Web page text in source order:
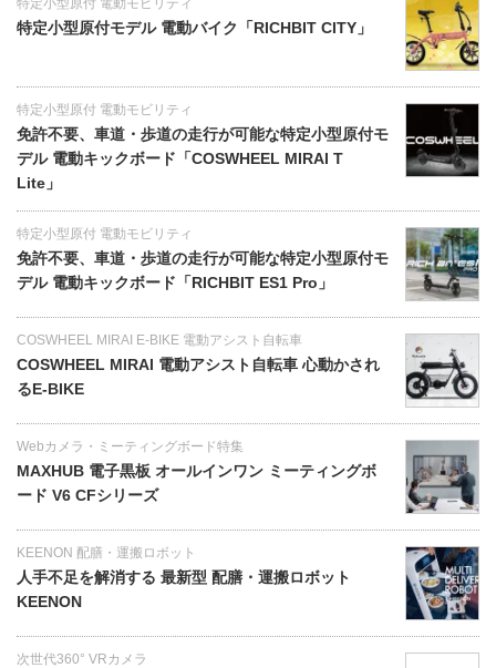
特定小型原付モデル 電動バイク「RICHBIT CITY」
特定小型原付 電動モビリティ
免許不要、車道・歩道の走行が可能な特定小型原付モ
デル 電動キックボード「COSWHEEL MIRAI T
Lite」
特定小型原付 電動モビリティ
免許不要、車道・歩道の走行が可能な特定小型原付モ
デル 電動キックボード「RICHBIT ES1 Pro」
COSWHEEL MIRAI E-BIKE 電動アシスト自転車
COSWHEEL MIRAI 電動アシスト自転車 心動かされ
るE-BIKE
Webカメラ・ミーティングボード特集
MAXHUB 電子黒板 オールインワン ミーティングボ
ード V6 CFシリーズ
KEENON 配膳・運搬ロボット
人手不足を解消する 最新型 配膳・運搬ロボット
KEENON
次世代360° VRカメラ